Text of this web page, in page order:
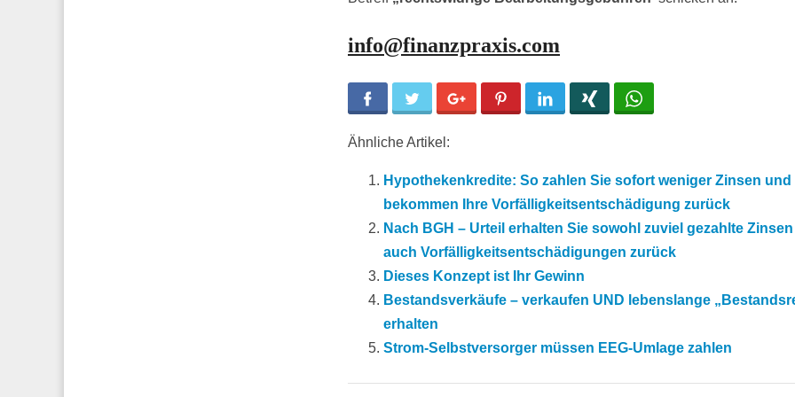
info@finanzpraxis.com
Facebook Twitter Google+ Pinterest LinkedIn
Ähnliche Artikel:
Hypothekenkredite: So zahlen Sie sofort weniger Zinsen und
bekommen Ihre Vorfälligkeitsentschädigung zurück
Nach BGH – Urteil erhalten Sie sowohl zuviel gezahlte
auch Vorfälligkeitsentschädigungen zurück
Dieses Konzept ist Ihr Gewinn
Bestandsverkäufe – verkaufen UND lebenslange
erhalten
Strom-Selbstversorger müssen EEG-Umlage zahlen